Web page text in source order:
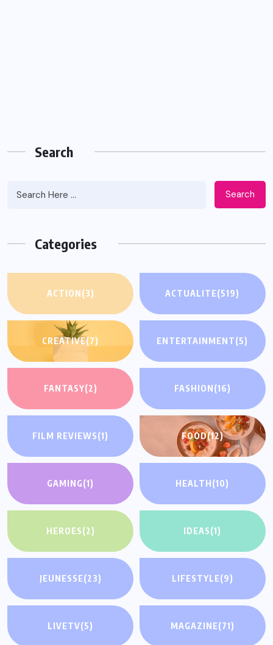
Search
Search
Categories
ACTION(3) ACTUALITE(519)
CREATIVE(7) ENTERTAINMENT(5)
FANTASY(2) FASHION(16)
FILM REVIEWS(1) FOOD(12)
GAMING(1) HEALTH(10)
HEROES(2) IDEAS(1)
JEUNESSE(23) LIFESTYLE(9)
LIVETV(5) MAGAZINE(71)